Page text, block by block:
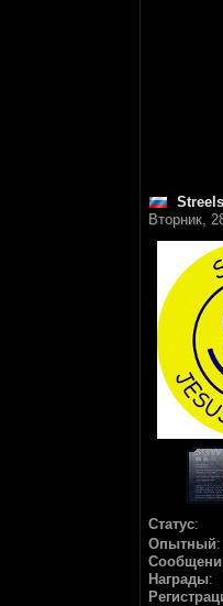
Streels
Вторник,
Статус:
Опытный:
Награды: